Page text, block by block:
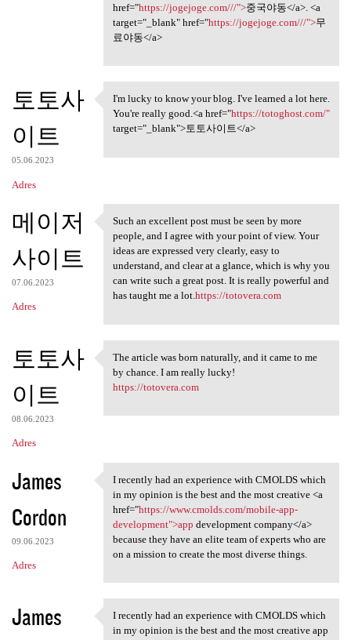
href="https://jogejoge.com///">중국야동</a>. <a
target="_blank" href="https://jogejoge.com///">무
료야동</a>
토토사
이트
05.06.2023
Adres
I'm lucky to know your blog.
I'm lucky to know your blog. I've learned a lot here.
You're really good.<a href="https://totoghost.com/"
target="_blank">토토사이트</a>
메이저
사이트
07.06.2023
Adres
Such an excellent post must
Such an excellent post must be seen by more
people, and I agree with your point of view. Your
ideas are expressed very clearly, easy to
understand, and clear at a glance, which is why you
can write such a great post. It is really powerful and
has taught me a lot.https://totovera.com
토토사
이트
08.06.2023
Adres
The article was born
The article was born naturally, and it came to me
by chance. I am really lucky!
https://totovera.com
James
Cordon
09.06.2023
Adres
I recently had an experience
I recently had an experience with CMOLDS which
in my opinion is the best and the most creative <a
href="https://www.cmolds.com/mobile-app-
development">app development company</a>
because they have an elite team of experts who are
on a mission to create the most diverse things.
James
I recently had an experience
I recently had an experience with CMOLDS which
in my opinion is the best and the most creative app